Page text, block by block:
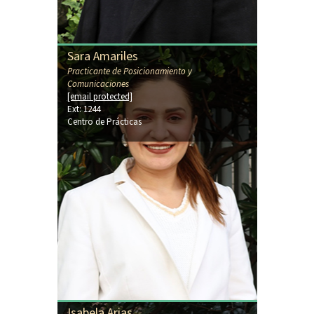
Sara Amariles
Practicante de Posicionamiento y
Comunicaciones
[email protected]
Ext: 1244
Centro de Prácticas